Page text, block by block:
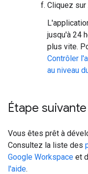
Cliquez sur
jusqu'à 24
plus vite.
Contrôler
au niveau
Étape suivante
Vous êtes prêt à
Consultez la liste des
Google Workspace et
l'aide.